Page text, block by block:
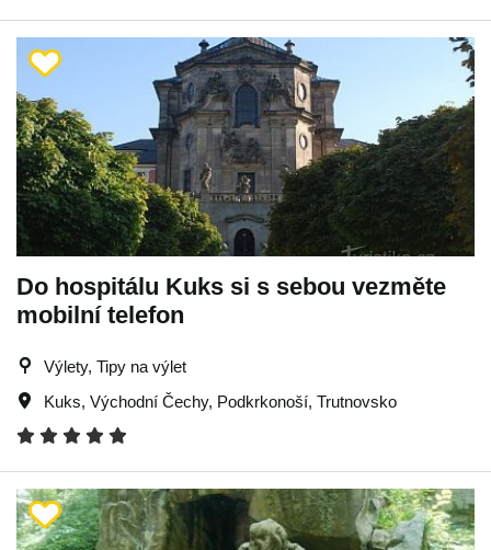
Do hospitálu Kuks si s sebou vezměte
mobilní telefon
Výlety, Tipy na výlet
Kuks, Východní Čechy, Podkrkonoší, Trutnovsko